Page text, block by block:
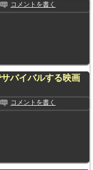
コメントを書く
バイバルする映画
コメントを書く